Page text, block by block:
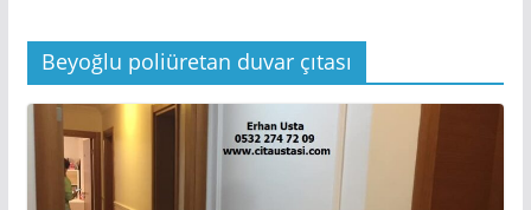
Beyoğlu poliüretan duvar çıtası